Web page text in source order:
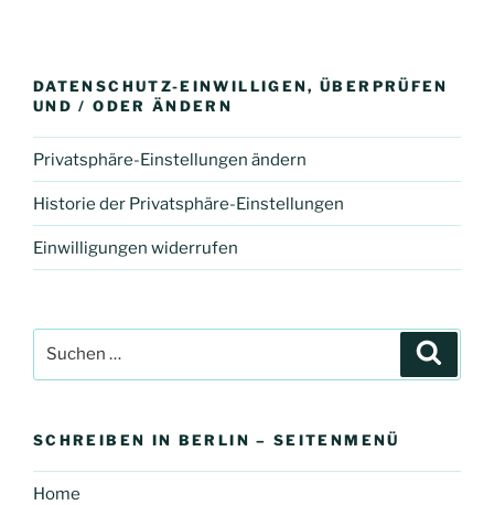
DATENSCHUTZ-EINWILLIGEN, ÜBERPRÜFEN
UND / ODER ÄNDERN
Privatsphäre-Einstellungen ändern
Historie der Privatsphäre-Einstellungen
Einwilligungen widerrufen
nach:
SCHREIBEN IN BERLIN – SEITENMENÜ
Home